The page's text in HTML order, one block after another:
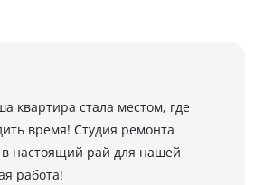
квартира стала местом, где
время! Студия ремонта
настоящий рай для нашей
работа!